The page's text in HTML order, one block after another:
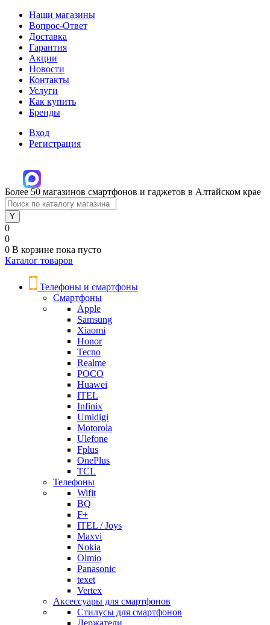
Наши магазины
Вопрос-Ответ
Доставка
Гарантия
Акции
Новости
Контакты
Услуги
Как купить
Бренды
Вход
Регистрация
Более 50 магазинов смартфонов и гаджетов в Алтайском крае
0
0
0 В корзине пока пусто
Каталог товаров
Телефоны и смартфоны
Смартфоны
Apple
Samsung
Xiaomi
Honor
Tecno
Realme
POCO
Huawei
ITEL
Infinix
Umidigi
Motorola
Ulefone
Fplus
OnePlus
TCL
Телефоны
Wifit
BQ
F+
ITEL / Joys
Maxvi
Nokia
Olmio
Panasonic
texet
Vertex
Аксессуары для смартфонов
Стилусы для смартфонов
Держатели